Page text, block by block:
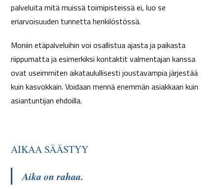
palveluita mitä muissä toimipisteissä ei, luo se
eriarvoisuuden tunnetta henkilöstössä.
Moniin etäpalveluihin voi osallistua ajasta ja paikasta
riippumatta ja esimerkiksi kontaktit valmentajan kanssa
ovat useimmiten aikataulullisesti joustavampia järjestää
kuin kasvokkain. Voidaan mennä enemmän asiakkaan kuin
asiantuntijan ehdoilla.
AIKAA SÄÄSTYY
Aika on rahaa.